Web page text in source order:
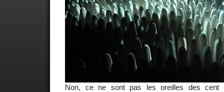
Non, ce ne sont pas les oreilles des cent